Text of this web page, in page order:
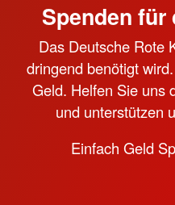
Spenden für
Das Deutsche Rote
dringend benötigt
Geld. Helfen Sie uns
und unterstützen
Einfach Geld